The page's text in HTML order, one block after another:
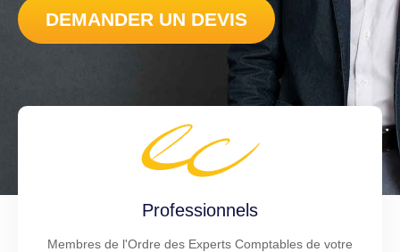
DEMANDER UN DEVIS
Professionnels
Membres de l'Ordre des Experts Comptables de votre